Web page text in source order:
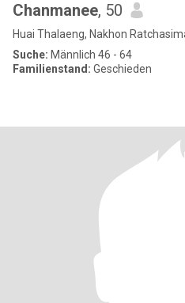
Chanmanee, 50
Huai Thalaeng, Nakhon
Suche: Männlich 46 - 64
Familienstand: Geschieden